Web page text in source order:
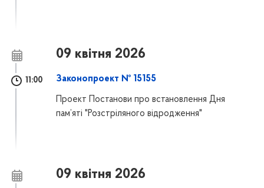
09 квітня 2026
11:00 Законопроект № 15155
Проект Постанови про встановлення Дня
пам’яті "Розстріляного відродження"
09 квітня 2026